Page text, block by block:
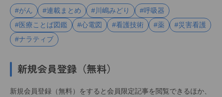
#がん #連載まとめ #川嶋みどり
#呼吸器
#医療ことば図鑑
#心電図 #看護技術 #薬
#災害看護
#ナラティブ
新規会員登録（無料）
新規会員登録（無料）をすると会員限定記事を閲覧できるほか、